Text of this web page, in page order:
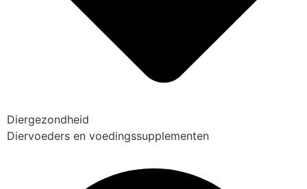
Diergezondheid
Diervoeders en voedingssupplementen